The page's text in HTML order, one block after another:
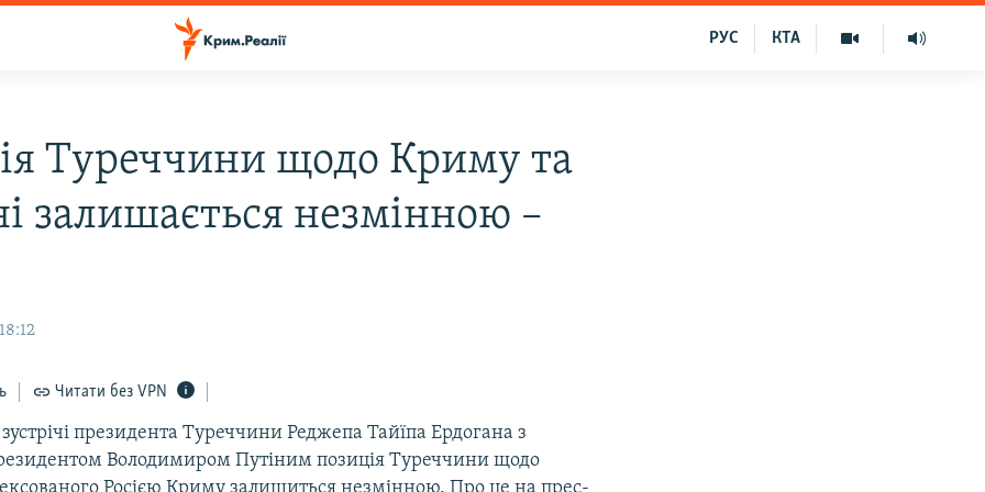
КТА
РУС
Туреччини щодо Криму та
залишається незмінною –
Читати без VPN
президента Туреччини Реджепа Тайїпа Ердогана з
Володимиром Путіним позиція Туреччини щодо